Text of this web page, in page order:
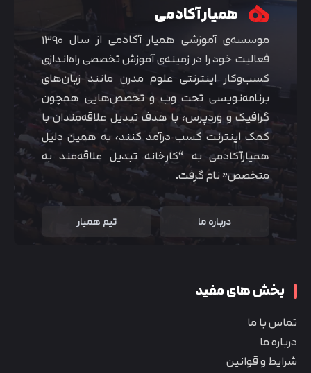
همیار آکادمی
موسسه‌ی آموزشی همیار آکادمی از سال ۱۳۹۰
فعالیت خود را در زمینه‌ی آموزش تخصصی راه‌اندازی
کسب‌و‌کار اینترنتی علوم مدرن مانند زبان‌های
برنامه‌نویسی تحت وب و تخصص‌هایی همچون
گرافیک و وردپرس، با هدف تبدیل علاقه‌مندان با
کمک اینترنت کسب درآمد کنند، به همین دلیل
همیارآکادمی به “کارخانه تبدیل علاقه‌مند به
متخصص” نام گرفت.
درباره ما تیم همیار
بخش های مفید
تماس با ما
درباره ما
شرایط و قوانین
متوجه شدم